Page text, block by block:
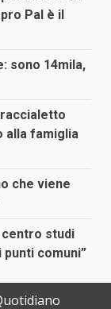
Pal è il
sono 14mila,
alla famiglia
che viene
centro studi
punti comuni”